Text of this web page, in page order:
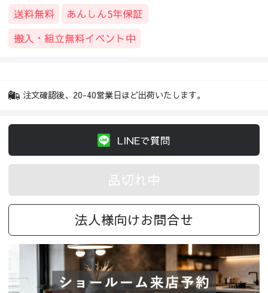
送料無料
あんしん5年保証
搬入・組立無料イベント中
注文確認後、20-40営業日ほど出荷いたします。
LINEで質問
品切れ中
法人様向けお問合せ